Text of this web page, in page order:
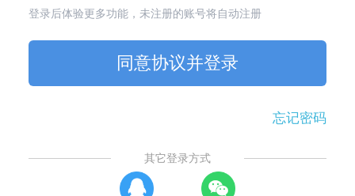
登录后体验更多功能，未注册的账号将自动注册
同意协议并登录
忘记密码
其它登录方式